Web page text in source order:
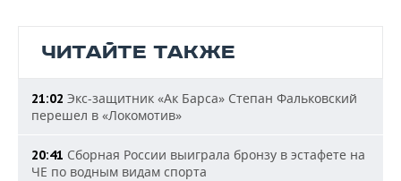
ЧИТАЙТЕ ТАКЖЕ
21:02 Экс-защитник «Ак Барса» Степан Фальковский
перешел в «Локомотив»
20:41 Сборная России выиграла бронзу в эстафете на
ЧЕ по водным видам спорта